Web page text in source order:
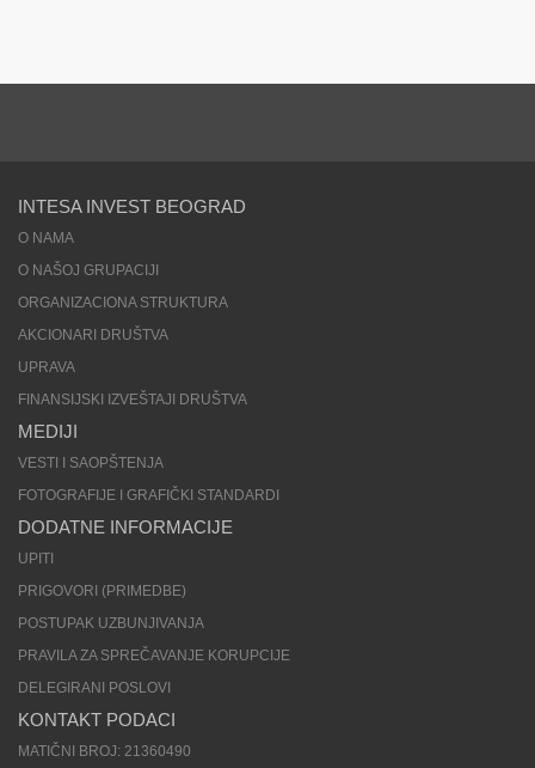
INTESA INVEST BEOGRAD
O NAMA
O NAŠOJ GRUPACIJI
ORGANIZACIONA STRUKTURA
AKCIONARI DRUŠTVA
UPRAVA
FINANSIJSKI IZVEŠTAJI DRUŠTVA
MEDIJI
VESTI I SAOPŠTENJA
FOTOGRAFIJE I GRAFIČKI STANDARDI
DODATNE INFORMACIJE
UPITI
PRIGOVORI (PRIMEDBE)
POSTUPAK UZBUNJIVANJA
PRAVILA ZA SPREČAVANJE KORUPCIJE
DELEGIRANI POSLOVI
KONTAKT PODACI
MATIČNI BROJ: 21360490